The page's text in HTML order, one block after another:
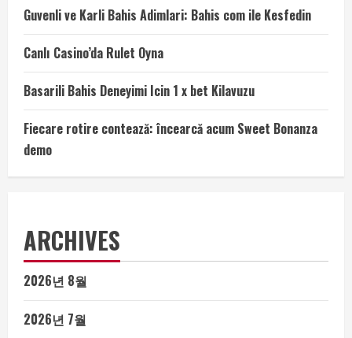
Guvenli ve Karli Bahis Adimlari: Bahis com ile Kesfedin
Canlı Casino’da Rulet Oyna
Basarili Bahis Deneyimi Icin 1 x bet Kilavuzu
Fiecare rotire contează: încearcă acum Sweet Bonanza
demo
ARCHIVES
2026년 8월
2026년 7월